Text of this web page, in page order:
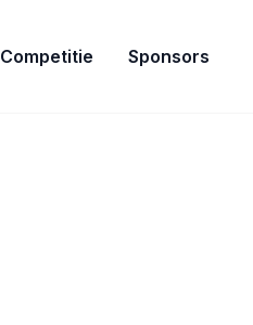
Competitie Sponsors